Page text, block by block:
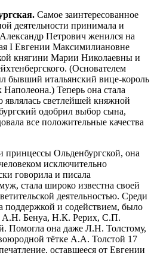
Самое заинтересованное
деятельности принимала и
Петрович женился на
I Евгении Максимилиановне
княгини Марии Николаевны и
(Основателем
бывший итальянский вице-король
Теперь она стала
светлейшей княжной
одобрил выбор сына,
все положительные качества
принцессы Ольденбургской, она
исключительно
говорила и писала
стала широко известна своей
деятельностью. Среди
поддержкой и содействием, было
А.Н. Бенуа, Н.К. Рерих, С.П.
Помогла она даже Л.Н. Толстому,
тётке А.А. Толстой 17
оставшееся от Евгении